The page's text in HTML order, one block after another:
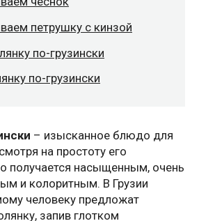
петрушку с кинзой
по-грузински
по-грузински
– изысканное блюдо для
на простоту его
получается насыщенным, очень
и колоритным. В Грузии
человеку предложат
запив глотком